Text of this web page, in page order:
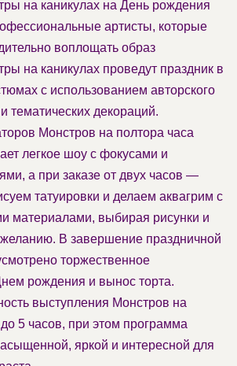
на каникулах на День рождения
артисты, которые
воплощать образ
на каникулах проведут праздник в
с использованием авторского
тематических декораций.
Монстров на полтора часа
легкое шоу с фокусами и
а при заказе от двух часов —
татуировки и делаем аквагрим с
материалами, выбирая рисунки и
В завершение праздничной
торжественное
рождения и вынос торта.
выступления Монстров на
5 часов, при этом программа
яркой и интересной для